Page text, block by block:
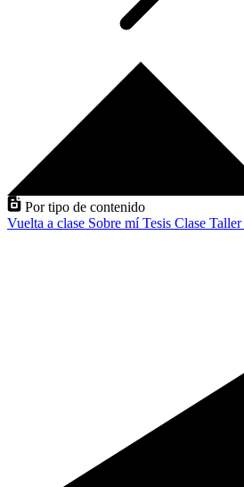
Por tipo de contenido
Vuelta a clase Sobre míTesis Clase Taller